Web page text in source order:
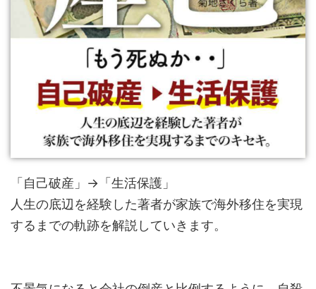
「自己破産」→「生活保護」
人生の底辺を経験した著者が家族で海外移住を実現
するまでの軌跡を解説していきます。